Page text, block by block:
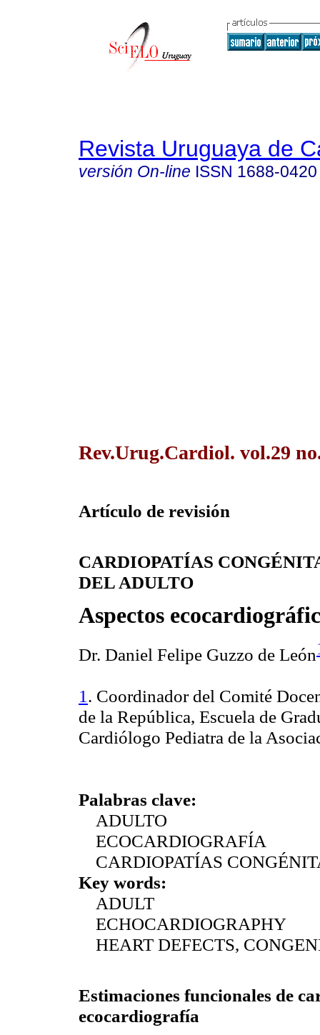
Revista Uruguaya de
versión On-line ISSN 1688-0420
Rev.Urug.Cardiol. vol.29
Artículo de revisión
CARDIOPATÍAS
DEL ADULTO
Aspectos
Dr. Daniel Felipe Guzzo de León
1 . Coordinador del Comité
de la República, Escuela de
Cardiólogo Pediatra de la
Palabras clave:
ADULTO
ECOCARDIOGRAFÍA
CARDIOPATÍAS
Key words:
ADULT
ECHOCARDIOGRAPHY
HEART DEFECTS,
Estimaciones funcionales de
ecocardiografía